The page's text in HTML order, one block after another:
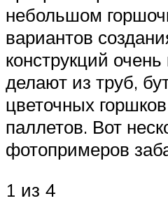
небольшом
вариантов
конструкций
делают из труб,
цветочных
паллетов. Вот
фотопримеров
1 из 4